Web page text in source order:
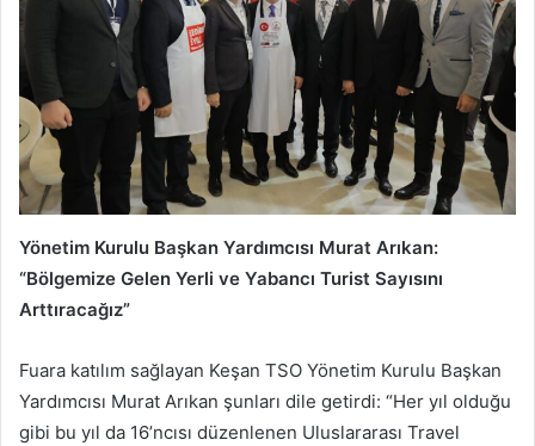
Yönetim Kurulu Başkan Yardımcısı Murat Arıkan:
“Bölgemize Gelen Yerli ve Yabancı Turist Sayısını
Arttıracağız”
Fuara katılım sağlayan Keşan TSO Yönetim Kurulu Başkan
Yardımcısı Murat Arıkan şunları dile getirdi: “Her yıl olduğu
gibi bu yıl da 16’ncısı düzenlenen Uluslararası Travel